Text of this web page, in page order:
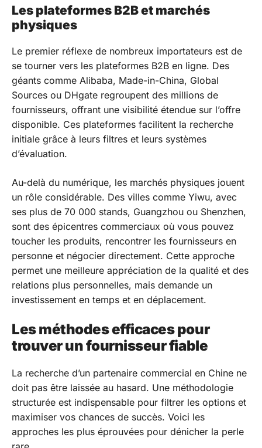
Les plateformes B2B et marchés
physiques
Le premier réflexe de nombreux importateurs est de
se tourner vers les plateformes B2B en ligne. Des
géants comme Alibaba, Made-in-China, Global
Sources ou DHgate regroupent des millions de
fournisseurs, offrant une visibilité étendue sur l’offre
disponible. Ces plateformes facilitent la recherche
initiale grâce à leurs filtres et leurs systèmes
d’évaluation.
Au-delà du numérique, les marchés physiques jouent
un rôle considérable. Des villes comme Yiwu, avec
ses plus de 70 000 stands, Guangzhou ou Shenzhen,
sont des épicentres commerciaux où vous pouvez
toucher les produits, rencontrer les fournisseurs en
personne et négocier directement. Cette approche
permet une meilleure appréciation de la qualité et des
relations plus personnelles, mais demande un
investissement en temps et en déplacement.
Les méthodes efficaces pour
trouver un fournisseur fiable
La recherche d’un partenaire commercial en Chine ne
doit pas être laissée au hasard. Une méthodologie
structurée est indispensable pour filtrer les options et
maximiser vos chances de succès. Voici les
approches les plus éprouvées pour dénicher la perle